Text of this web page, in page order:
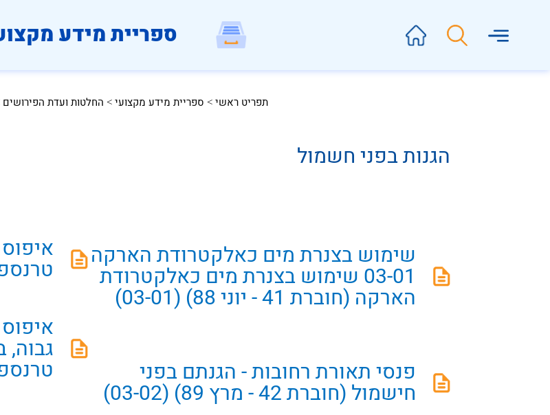
ספריית מידע
הגנות בפני חשמול
שימוש בצנרת מים כאלקטרודת הארקה
03-01 שימוש בצנרת מים כאלקטרודת
הארקה (חוברת 41 - יוני 88) (03-01)
פנסי תאורת רחובות - הגנתם בפני
חישמול (חוברת 42 - מרץ 89) (03-02)
גבוה,
תפריט ראשי > ספריית מידע מקצועי > החלטות ועדת הפירושים